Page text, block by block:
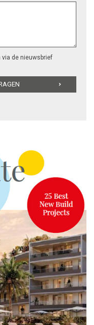
via de nieuwsbrief